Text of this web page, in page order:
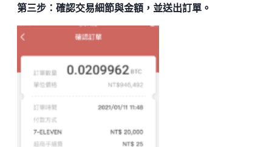
第三步：確認交易細節與金額，並送出訂單。